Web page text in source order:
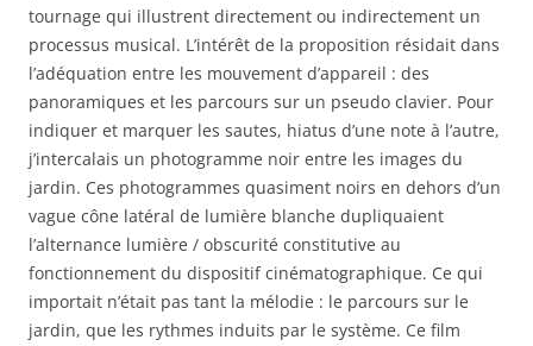
tournage qui illustrent directement ou indirectement un
processus musical. L’intérêt de la proposition résidait dans
l’adéquation entre les mouvement d’appareil : des
panoramiques et les parcours sur un pseudo clavier. Pour
indiquer et marquer les sautes, hiatus d’une note à l’autre,
j’intercalais un photogramme noir entre les images du
jardin. Ces photogrammes quasiment noirs en dehors d’un
vague cône latéral de lumière blanche dupliquaient
l’alternance lumière / obscurité constitutive au
fonctionnement du dispositif cinématographique. Ce qui
importait n’était pas tant la mélodie : le parcours sur le
jardin, que les rythmes induits par le système. Ce film